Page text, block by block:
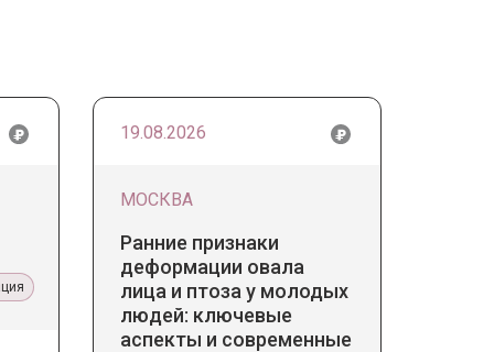
19.08.2026
МОСКВА
Ранние признаки
деформации овала
лица и птоза у молодых
людей: ключевые
аспекты и современные